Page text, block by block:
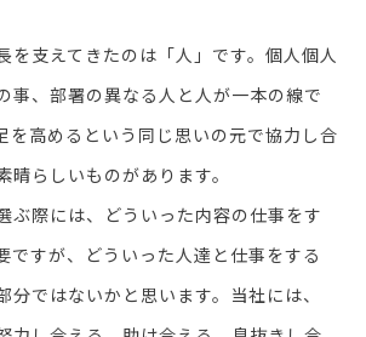
を支えてきたのは「人」です。個人個人
事、部署の異なる人と人が一本の線で
を高めるという同じ思いの元で協力し合
晴らしいものがあります。
ぶ際には、どういった内容の仕事をす
ですが、どういった人達と仕事をする
分ではないかと思います。当社には、